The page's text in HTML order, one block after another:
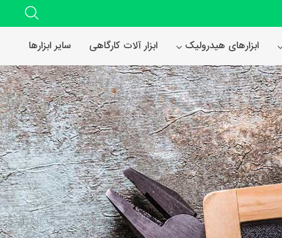
ابزارهای هیدرولیک ابزار آلات کارگاهی سایر ابزارها